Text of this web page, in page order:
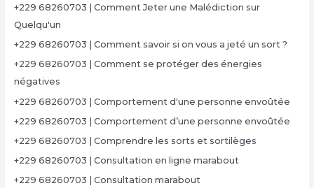
+229 68260703 | Comment Jeter une Malédiction sur
Quelqu'un
+229 68260703 | Comment savoir si on vous a jeté un sort ?
+229 68260703 | Comment se protéger des énergies
négatives
+229 68260703 | Comportement d'une personne envoûtée
+229 68260703 | Comportement d’une personne envoûtée
+229 68260703 | Comprendre les sorts et sortilèges
+229 68260703 | Consultation en ligne marabout
+229 68260703 | Consultation marabout